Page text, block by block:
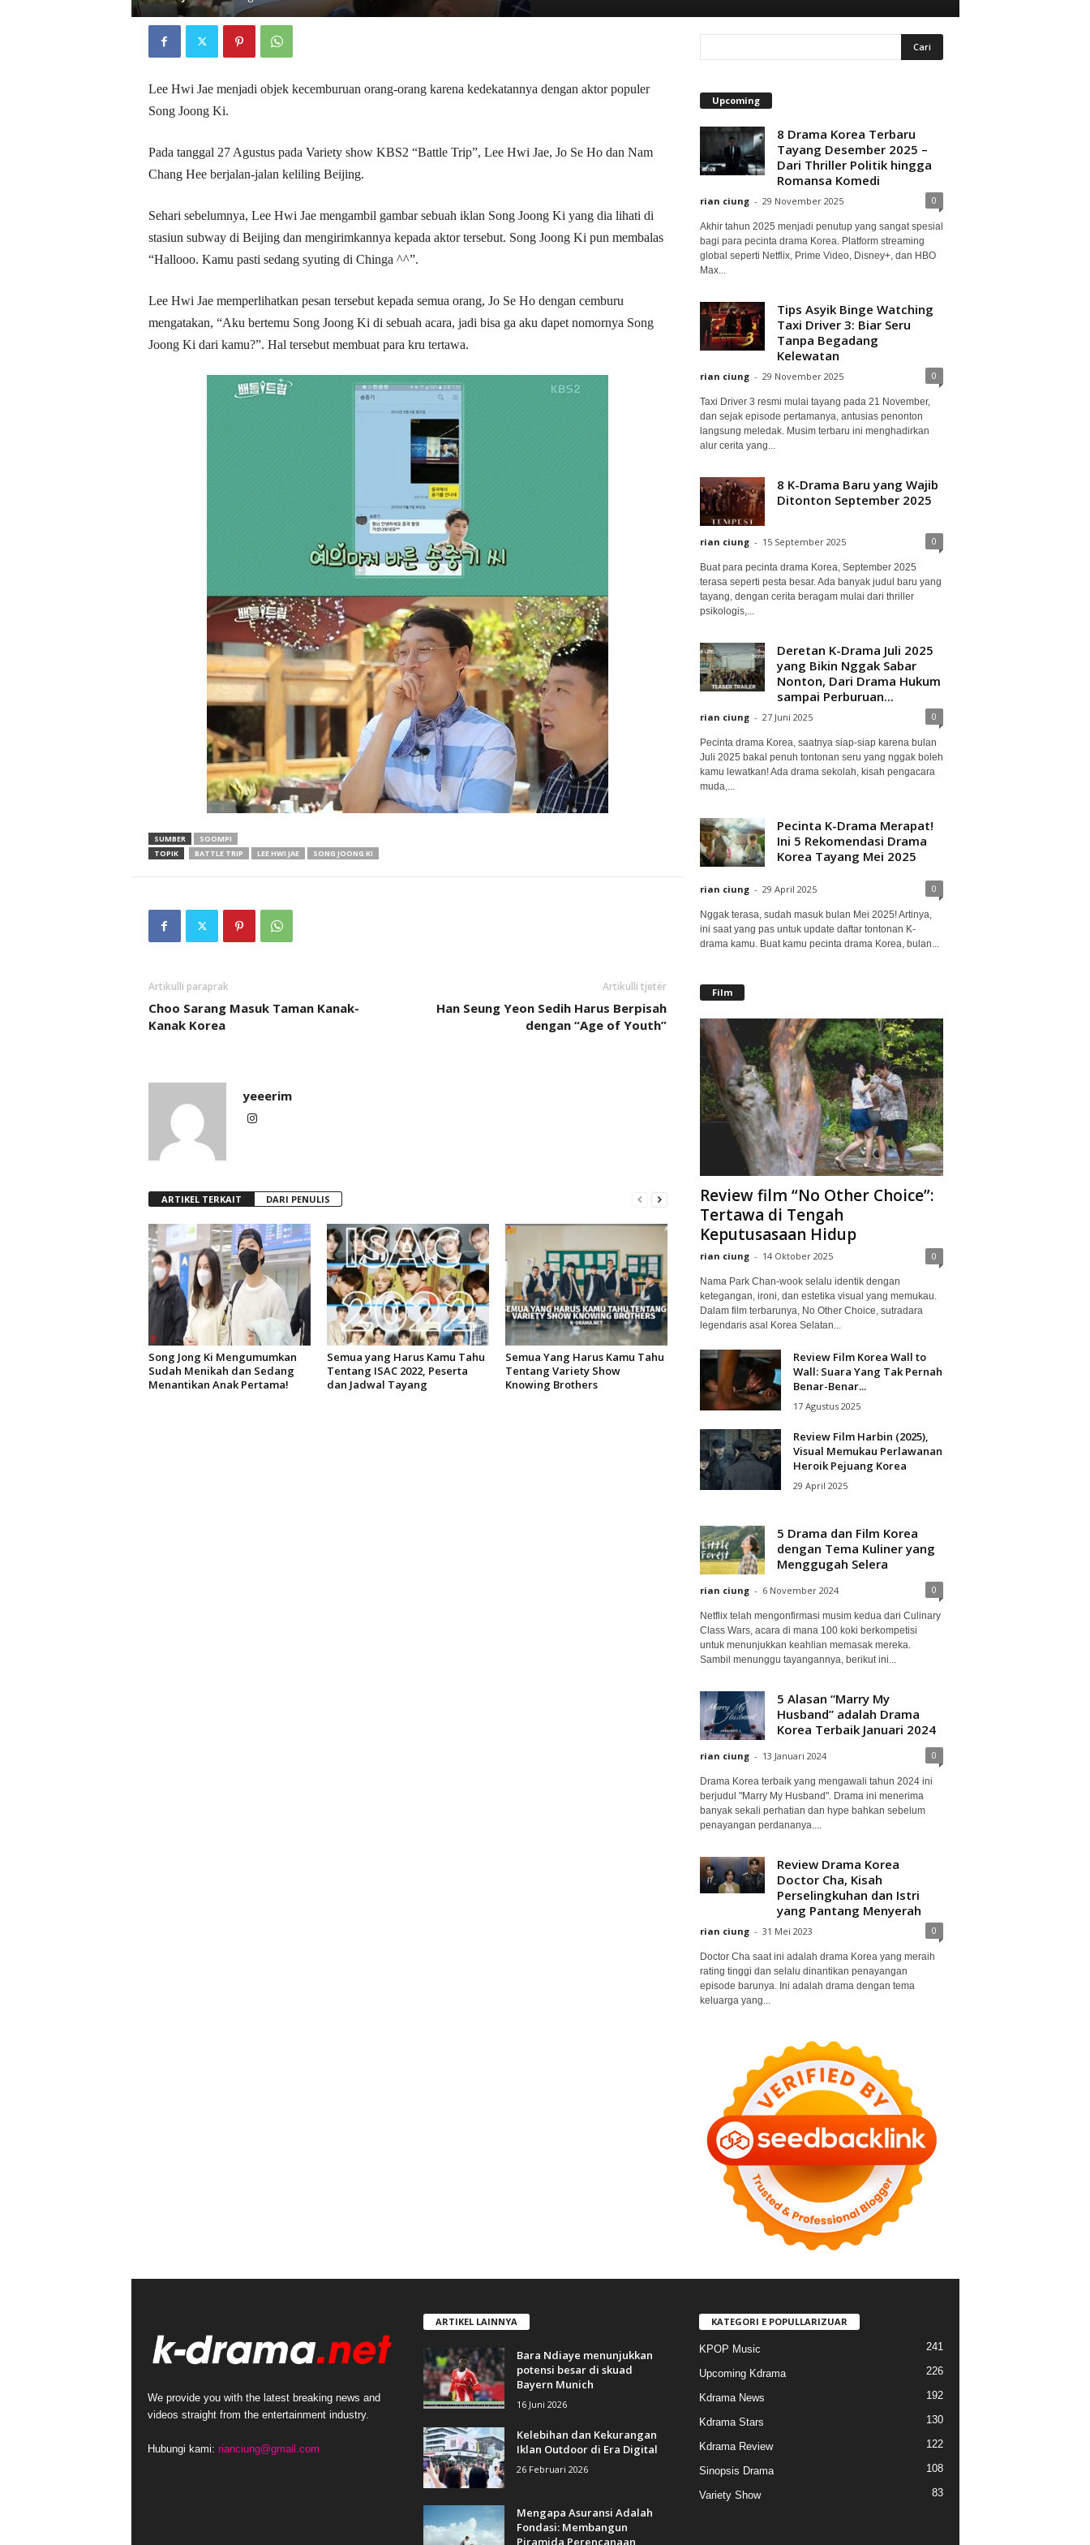
Lee Hwi Jae menjadi objek kecemburuan orang-orang karena kedekatannya dengan aktor populer
Song Joong Ki.
Pada tanggal 27 Agustus pada Variety show KBS2 “Battle Trip”, Lee Hwi Jae, Jo Se Ho dan Nam
Chang Hee berjalan-jalan keliling Beijing.
Sehari sebelumnya, Lee Hwi Jae mengambil gambar sebuah iklan Song Joong Ki yang dia lihati di
stasiun subway di Beijing dan mengirimkannya kepada aktor tersebut. Song Joong Ki pun membalas
“Hallooo. Kamu pasti sedang syuting di Chinga ^^”.
Lee Hwi Jae memperlihatkan pesan tersebut kepada semua orang, Jo Se Ho dengan cemburu
mengatakan, “Aku bertemu Song Joong Ki di sebuah acara, jadi bisa ga aku dapet nomornya Song
Joong Ki dari kamu?”. Hal tersebut membuat para kru tertawa.
SUMBER
SOOMPI
TOPIK
BATTLE TRIP LEE HWI JAE SONG JOONG KI
Artikulli paraprak
Choo Sarang Masuk Taman Kanak-
Kanak Korea
Artikulli tjetër
Han Seung Yeon Sedih Harus Berpisah
dengan “Age of Youth”
yeeerim
ARTIKEL TERKAIT DARI PENULIS
Song Jong Ki Mengumumkan
Sudah Menikah dan Sedang
Menantikan Anak Pertama!
Semua yang Harus Kamu Tahu
Tentang ISAC 2022, Peserta
dan Jadwal Tayang
Semua Yang Harus Kamu Tahu
Tentang Variety Show
Knowing Brothers
Upcoming
8 Drama Korea Terbaru
Tayang Desember 2025 –
Dari Thriller Politik hingga
Romansa Komedi
rian ciung - 29 November 2025 0
Akhir tahun 2025 menjadi penutup yang sangat spesial
bagi para pecinta drama Korea. Platform streaming
global seperti Netflix, Prime Video, Disney+, dan HBO
Max...
Tips Asyik Binge Watching
Taxi Driver 3: Biar Seru
Tanpa Begadang
Kelewatan
rian ciung - 29 November 2025 0
Taxi Driver 3 resmi mulai tayang pada 21 November,
dan sejak episode pertamanya, antusias penonton
langsung meledak. Musim terbaru ini menghadirkan
alur cerita yang...
8 K-Drama Baru yang Wajib
Ditonton September 2025
rian ciung - 15 September 2025 0
Buat para pecinta drama Korea, September 2025
terasa seperti pesta besar. Ada banyak judul baru yang
tayang, dengan cerita beragam mulai dari thriller
psikologis,...
Deretan K-Drama Juli 2025
yang Bikin Nggak Sabar
Nonton, Dari Drama Hukum
sampai Perburuan...
rian ciung - 27 Juni 2025 0
Pecinta drama Korea, saatnya siap-siap karena bulan
Juli 2025 bakal penuh tontonan seru yang nggak boleh
kamu lewatkan! Ada drama sekolah, kisah pengacara
muda,...
Pecinta K-Drama Merapat!
Ini 5 Rekomendasi Drama
Korea Tayang Mei 2025
rian ciung - 29 April 2025 0
Nggak terasa, sudah masuk bulan Mei 2025! Artinya,
ini saat yang pas untuk update daftar tontonan K-
drama kamu. Buat kamu pecinta drama Korea, bulan...
Film
Review film “No Other Choice”:
Tertawa di Tengah
Keputusasaan Hidup
rian ciung - 14 Oktober 2025 0
Nama Park Chan-wook selalu identik dengan
ketegangan, ironi, dan estetika visual yang memukau.
Dalam film terbarunya, No Other Choice, sutradara
legendaris asal Korea Selatan...
Review Film Korea Wall to
Wall: Suara Yang Tak Pernah
Benar-Benar...
17 Agustus 2025
Review Film Harbin (2025),
Visual Memukau Perlawanan
Heroik Pejuang Korea
29 April 2025
5 Drama dan Film Korea
dengan Tema Kuliner yang
Menggugah Selera
rian ciung - 6 November 2024 0
Netflix telah mengonfirmasi musim kedua dari Culinary
Class Wars, acara di mana 100 koki berkompetisi
untuk menunjukkan keahlian memasak mereka.
Sambil menunggu tayangannya, berikut ini...
5 Alasan “Marry My
Husband” adalah Drama
Korea Terbaik Januari 2024
rian ciung - 13 Januari 2024 0
Drama Korea terbaik yang mengawali tahun 2024 ini
berjudul "Marry My Husband". Drama ini menerima
banyak sekali perhatian dan hype bahkan sebelum
penayangan perdananya....
Review Drama Korea
Doctor Cha, Kisah
Perselingkuhan dan Istri
yang Pantang Menyerah
rian ciung - 31 Mei 2023 0
Doctor Cha saat ini adalah drama Korea yang meraih
rating tinggi dan selalu dinantikan penayangan
episode barunya. Ini adalah drama dengan tema
keluarga yang...
We provide you with the latest breaking news and
videos straight from the entertainment industry.
Hubungi kami: rianciung@gmail.com
ARTIKEL LAINNYA
Bara Ndiaye menunjukkan
potensi besar di skuad
Bayern Munich
16 Juni 2026
Kelebihan dan Kekurangan
Iklan Outdoor di Era Digital
26 Februari 2026
Mengapa Asuransi Adalah
Fondasi: Membangun
Piramida Perencanaan
KATEGORI E POPULLARIZUAR
KPOP Music 241
Upcoming Kdrama 226
Kdrama News 192
Kdrama Stars 130
Kdrama Review 122
Sinopsis Drama 108
Variety Show 83